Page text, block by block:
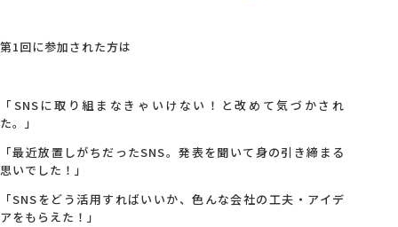
第1回に参加された方は
「SNSに取り組まなきゃいけない！と改めて気づかされ
た。」
「最近放置しがちだったSNS。発表を聞いて身の引き締まる
思いでした！」
「SNSをどう活用すればいいか、色んな会社の工夫・アイデ
アをもらえた！」